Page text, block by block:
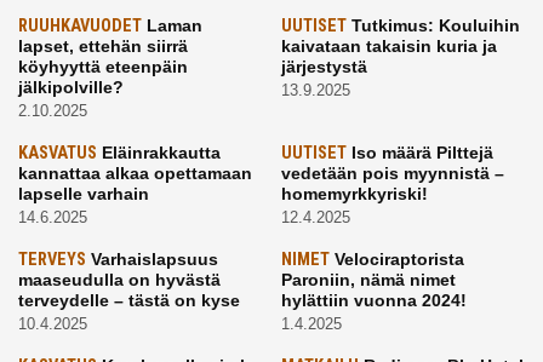
RUUHKAVUODET Laman
lapset, ettehän siirrä
köyhyyttä eteenpäin
jälkipolville?
2.10.2025
UUTISETTutkimus: Kouluihin
kaivataan takaisin kuria ja
järjestystä
13.9.2025
KASVATUS Eläinrakkautta
kannattaa alkaa opettamaan
lapselle varhain
14.6.2025
UUTISETIso määrä Pilttejä
vedetään pois myynnistä –
homemyrkkyriski!
12.4.2025
TERVEYS Varhaislapsuus
maaseudulla on hyvästä
terveydelle – tästä on kyse
10.4.2025
NIMETVelociraptorista
Paroniin, nämä nimet
hylättiin vuonna 2024!
1.4.2025